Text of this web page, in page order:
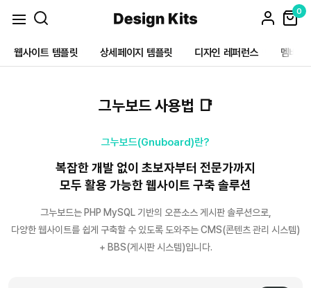
0
웹사이트 템플릿 상세페이지 템플릿 디자인 레퍼런스 멤버십
그누보드 사용법 📑
그누보드(Gnuboard)란?
복잡한 개발 없이 초보자부터 전문가까지
모두 활용 가능한 웹사이트 구축 솔루션
그누보드는 PHP MySQL 기반의 오픈소스 게시판 솔루션으로,
다양한 웹사이트를 쉽게 구축할 수 있도록 도와주는 CMS(콘텐츠 관리 시스템)
+ BBS(게시판 시스템)입니다.